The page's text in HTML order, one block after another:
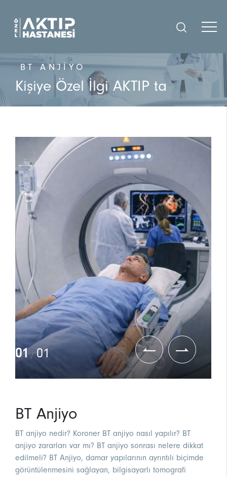
BT ANJIYO
Kişiye Özel İlgi AKTIP ta
01/01
BT Anjiyo
BT anjiyo nedir? Koroner BT anjiyo nasıl yapılır? BT
anjiyo zararları var mı? BT anjiyo sonrası nelere dikkat
edilmeli? BT Anjiyo, damar yapılarının ayrıntılı biçimde
görüntülenmesini sağlayan, bilgisayarlı tomografi